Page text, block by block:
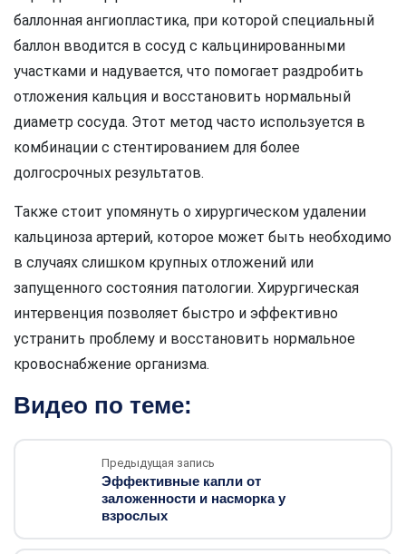
баллонная ангиопластика, при которой специальный
баллон вводится в сосуд с кальцинированными
участками и надувается, что помогает раздробить
отложения кальция и восстановить нормальный
диаметр сосуда. Этот метод часто используется в
комбинации с стентированием для более
долгосрочных результатов.
Также стоит упомянуть о хирургическом удалении
кальциноза артерий, которое может быть необходимо
в случаях слишком крупных отложений или
запущенного состояния патологии. Хирургическая
интервенция позволяет быстро и эффективно
устранить проблему и восстановить нормальное
кровоснабжение организма.
Видео по теме:
Предыдущая запись
Эффективные капли от
заложенности и насморка у
взрослых